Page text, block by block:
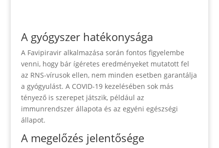
A gyógyszer hatékonysága
A Favipiravir alkalmazása során fontos figyelembe
venni, hogy bár ígéretes eredményeket mutatott fel
az RNS-vírusok ellen, nem minden esetben garantálja
a gyógyulást. A COVID-19 kezelésében sok más
tényező is szerepet játszik, például az
immunrendszer állapota és az egyéni egészségi
állapot.
A megelőzés jelentősége